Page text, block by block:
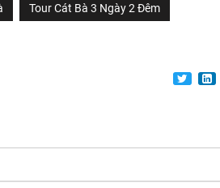
Tour Cát Bà 3 Ngày 2 Đêm